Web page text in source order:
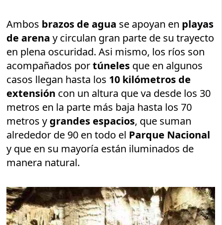
Ambos brazos de agua se apoyan en playas
de arena y circulan gran parte de su trayecto
en plena oscuridad. Asi mismo, los ríos son
acompañados portúneles que en algunos
casos llegan hasta los 10 kilómetros de
extensión con un altura que va desde los 30
metros en la parte más baja hasta los 70
metros y grandes espacios, que suman
alrededor de 90 en todo el Parque Nacional
y que en su mayoría están iluminados de
manera natural.